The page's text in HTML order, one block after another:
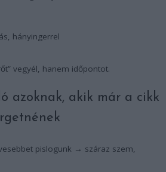
hányingerrel
vegyél, hanem időpontot.
azoknak, akik már a cikk
pislogunk → száraz szem,